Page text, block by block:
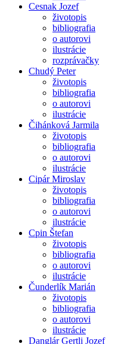
Cesnak Jozef
životopis
bibliografia
o autorovi
ilustrácie
rozprávačky
Chudý Peter
životopis
bibliografia
o autorovi
ilustrácie
Čihánková Jarmila
životopis
bibliografia
o autorovi
ilustrácie
Cipár Miroslav
životopis
bibliografia
o autorovi
ilustrácie
Cpin Štefan
životopis
bibliografia
o autorovi
ilustrácie
Čunderlík Marián
životopis
bibliografia
o autorovi
ilustrácie
Danglár Gertli Jozef